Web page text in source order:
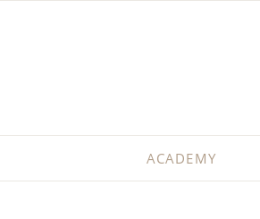
ACADEMY